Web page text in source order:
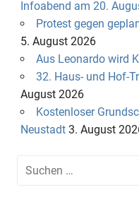
Infoabend am 20.
Protest gegen
5. August 2026
Aus Leonardo wird
32. Haus- und Hof-
August 2026
Kostenloser
Neustadt 3. August